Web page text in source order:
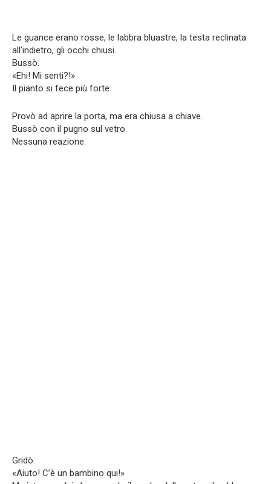
Le guance erano rosse, le labbra bluastre, la testa reclinata
all’indietro, gli occhi chiusi.
Bussò.
«Ehi! Mi senti?!»
Il pianto si fece più forte.
Provò ad aprire la porta, ma era chiusa a chiave.
Bussò con il pugno sul vetro.
Nessuna reazione.
Gridò:
«Aiuto! C’è un bambino qui!»